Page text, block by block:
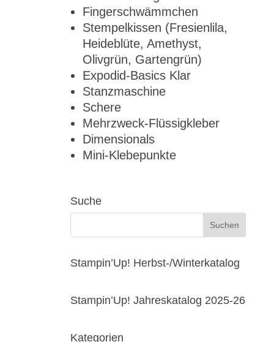
Fingerschwämmchen
Stempelkissen (Fresienlila,
Heideblüte, Amethyst,
Olivgrün, Gartengrün)
Expodid-Basics Klar
Stanzmaschine
Schere
Mehrzweck-Flüssigkleber
Dimensionals
Mini-Klebepunkte
Suche
Stampin’Up! Herbst-/Winterkatalog
Stampin’Up! Jahreskatalog 2025-26
Kategorien